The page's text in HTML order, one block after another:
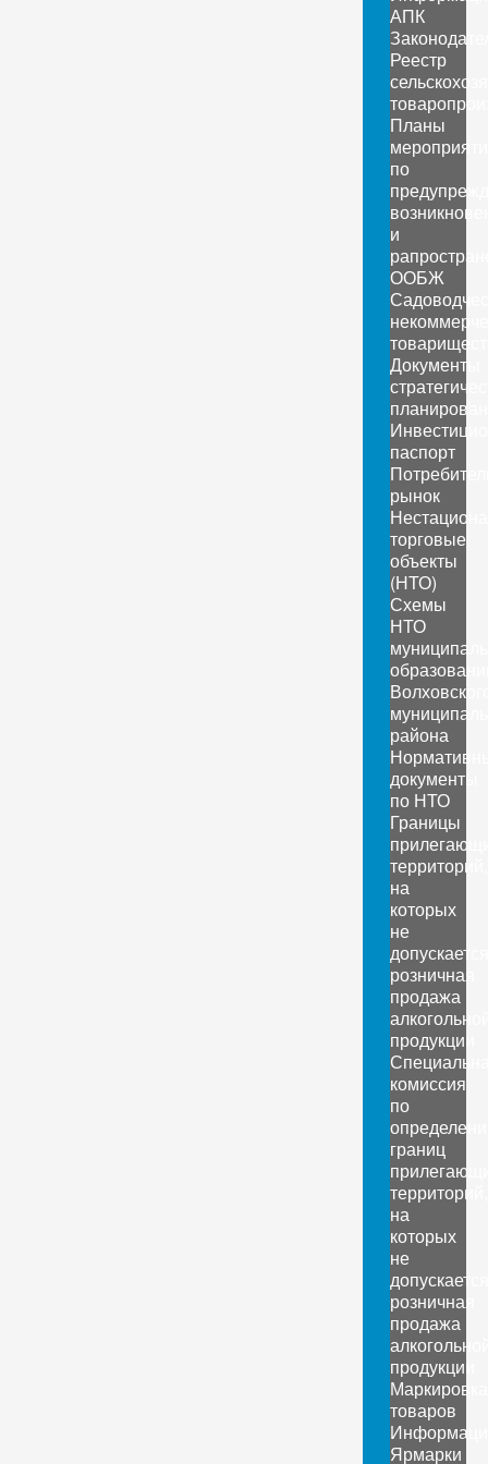
АПК
Реестр
Планы
по
и
ООБЖ
Документы
паспорт
рынок
торговые
объекты
(НТО)
Схемы
НТО
района
документы
по НТО
Границы
территорий,
на
которых
не
допускается
розничная
продажа
продукции
комиссия
по
границ
территорий,
на
которых
не
допускается
розничная
продажа
продукции
Маркировка
товаров
Ярмарки